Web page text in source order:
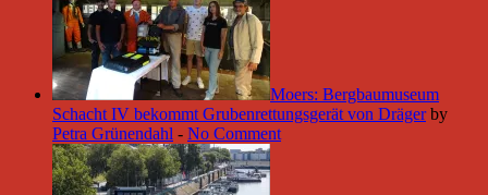
Moers: Bergbaumuseum
Schacht IV bekommt Grubenrettungsgerät von Dräger by
Petra Grünendahl - No Comment